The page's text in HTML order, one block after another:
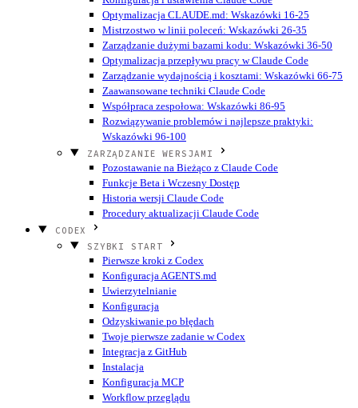
Optymalizacja CLAUDE.md: Wskazówki 16-25
Mistrzostwo w linii poleceń: Wskazówki 26-35
Zarządzanie dużymi bazami kodu: Wskazówki 36-50
Optymalizacja przepływu pracy w Claude Code
Zarządzanie wydajnością i kosztami: Wskazówki 66-75
Zaawansowane techniki Claude Code
Współpraca zespołowa: Wskazówki 86-95
Rozwiązywanie problemów i najlepsze praktyki:
Wskazówki 96-100
ZARZĄDZANIE WERSJAMI
Pozostawanie na Bieżąco z Claude Code
Funkcje Beta i Wczesny Dostęp
Historia wersji Claude Code
Procedury aktualizacji Claude Code
CODEX
SZYBKI START
Pierwsze kroki z Codex
Konfiguracja AGENTS.md
Uwierzytelnianie
Konfiguracja
Odzyskiwanie po błędach
Twoje pierwsze zadanie w Codex
Integracja z GitHub
Instalacja
Konfiguracja MCP
Workflow przeglądu